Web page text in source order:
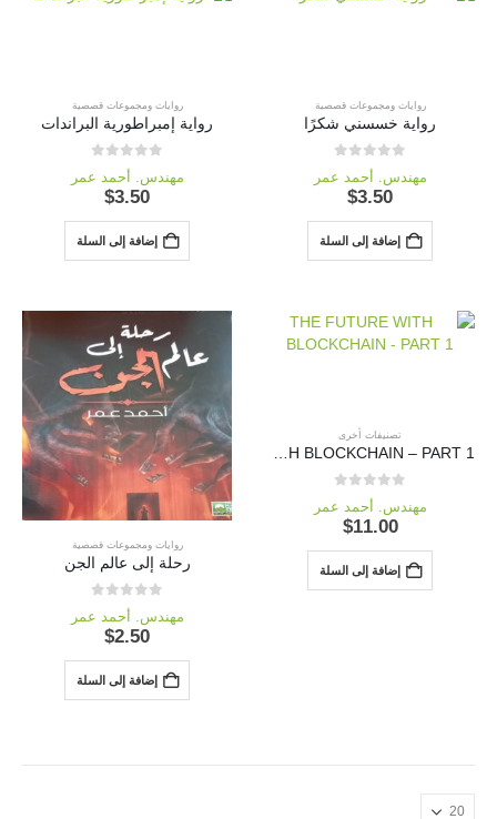
روايات ومجموعات قصصية
رواية خسسني شكرًا
مهندس. أحمد عمر
$3.50
إضافة إلى السلة
روايات ومجموعات قصصية
رواية إمبراطورية البراندات
مهندس. أحمد عمر
$3.50
إضافة إلى السلة
تصنيفات أخرى
مهندس. أحمد عمر
$11.00
إضافة إلى السلة
روايات ومجموعات قصصية
رحلة إلى عالم الجن
مهندس. أحمد عمر
$2.50
إضافة إلى السلة